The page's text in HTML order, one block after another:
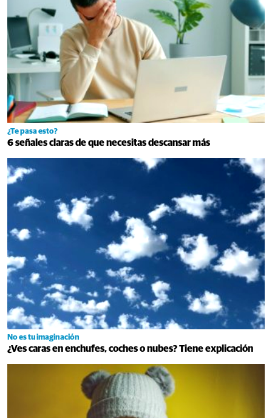
¿Te pasa esto?
6 señales claras de que necesitas descansar más
No es tu imaginación
¿Ves caras en enchufes, coches o nubes? Tiene explicación